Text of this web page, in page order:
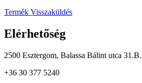
Termék Visszaküldés
Elérhetőség
2500 Esztergom, Balassa Bálint utca 31.B.
+36 30 377 5240